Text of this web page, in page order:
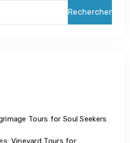
Rechercher
Tours for Soul Seekers
Vineyard Tours for